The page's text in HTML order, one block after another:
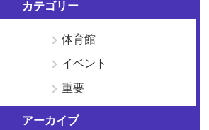
カテゴリー
体育館
イベント
重要
アーカイブ